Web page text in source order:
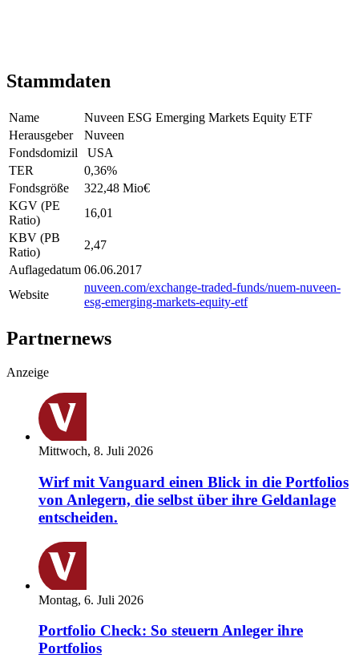
Stammdaten
Name
Nuveen ESG Emerging Markets Equity ETF
Herausgeber
Nuveen
Fondsdomizil
USA
TER
0,36%
Fondsgröße
322,48 Mio€
KGV (PE
Ratio)
16,01
KBV (PB
Ratio)
2,47
Auflagedatum 06.06.2017
Website
nuveen.com/exchange-traded-funds/nuem-nuveen-
esg-emerging-markets-equity-etf
Partnernews
Anzeige
Mittwoch, 8. Juli 2026
Wirf mit Vanguard einen Blick in die Portfolios
von Anlegern, die selbst über ihre Geldanlage
entscheiden.
Montag, 6. Juli 2026
Portfolio Check: So steuern Anleger ihre
Portfolios